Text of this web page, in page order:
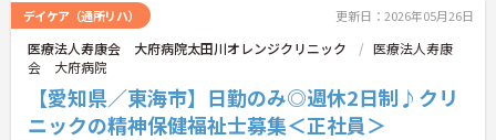
デイケア（通所リハ） 更新日：2026年05月26日
医療法人寿康会 大府病院太田川オレンジクリニック
医療法人寿康
会 大府病院
【愛知県／東海市】日勤のみ◎週休2日制♪クリ
ニックの精神保健福祉士募集＜正社員＞